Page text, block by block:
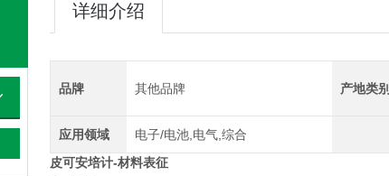
详细介绍
品牌 其他品牌 产地类别
应用领域
电子/电池,电气,综合
皮可安培计-材料表征